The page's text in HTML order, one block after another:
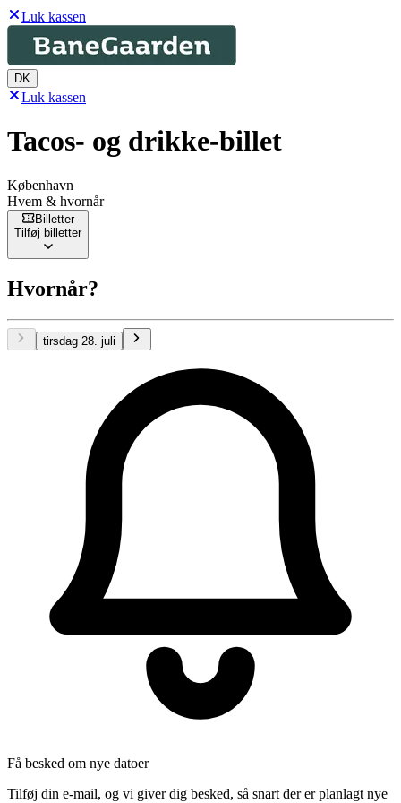
Luk kassen
DK
Luk kassen
Tacos- og drikke-billet
København
Hvem & hvornår
Billetter
Tilføj billetter
Hvornår?
tirsdag 28. juli
Få besked om nye datoer
Tilføj din e-mail, og vi giver dig besked, så snart der er planlagt nye